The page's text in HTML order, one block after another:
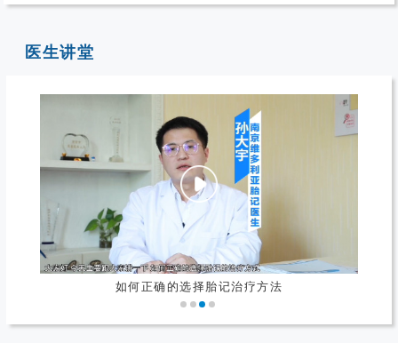
医生讲堂
的选择胎记治疗方法